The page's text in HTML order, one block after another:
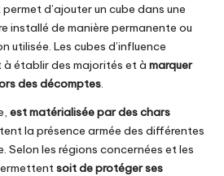
d’ajouter un cube dans une
installé de manière permanente ou
utilisée. Les cubes d’influence
établir des majorités et à marquer
des décomptes.
est matérialisée par des chars
la présence armée des différentes
Selon les régions concernées et les
soit de protéger ses